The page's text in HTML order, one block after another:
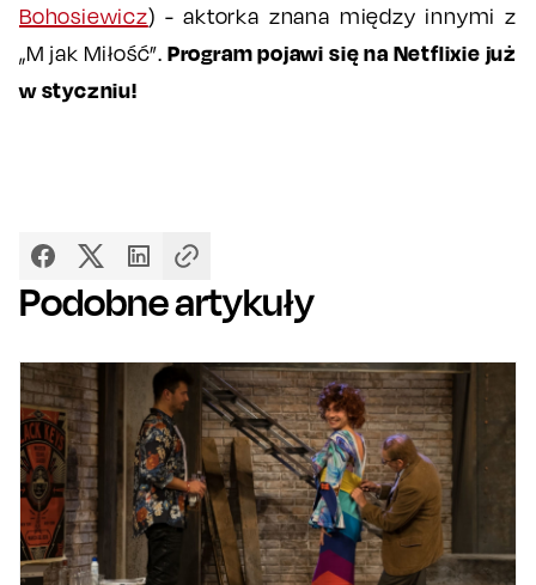
Bohosiewicz) - aktorka znana między innymi z
„M jak Miłość”. Program pojawi się na Netflixie już
w styczniu!
Podobne artykuły